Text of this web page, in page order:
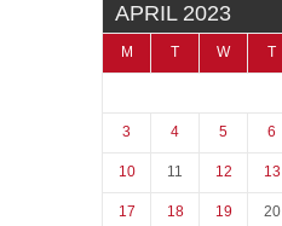
APRIL 2023
M T W T
3 4 5 6
10 11 12 13
17 18 19 20